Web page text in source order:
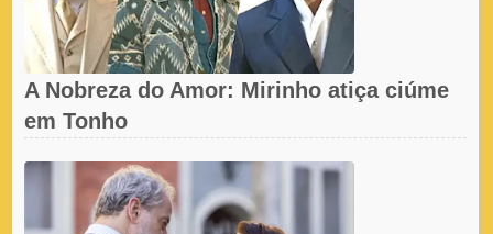
A Nobreza do Amor: Mirinho atiça ciúme
em Tonho